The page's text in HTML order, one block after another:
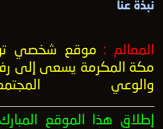
نبذة عنا
المعالم : موقع شخصي
مكة المكرمة يسعى إلى
والوعي
إطلاق هذا الموقع